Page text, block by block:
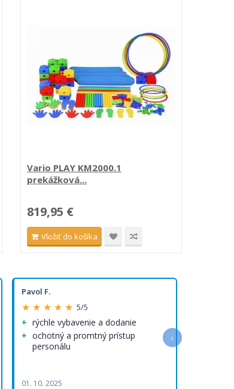
Vario PLAY KM2000.1
prekážková...
819,95 €
Vložiť do košíka
Pavol F.
★ ★ ★ ★ ★ 5/5
rýchle vybavenie a dodanie
ochotný a promtný prístup
personálu
01. 10. 2025
›